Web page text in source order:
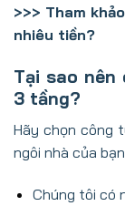
>>> Tham khảo
nhiêu tiền?
Tại sao nên
3 tầng?
Hãy chọn công
ngôi nhà của
Chúng tôi có